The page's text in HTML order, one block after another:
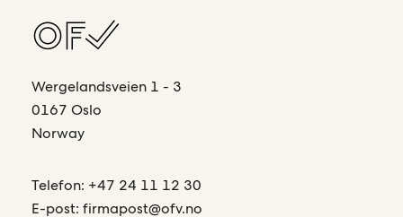
Wergelandsveien 1 - 3
0167 Oslo
Norway
Telefon: +47 24 11 12 30
E-post:firmapost@ofv.no